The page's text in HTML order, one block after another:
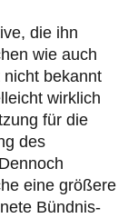
die ihn
wie auch
bekannt
wirklich
für die
des
eine größere
Bündnis-